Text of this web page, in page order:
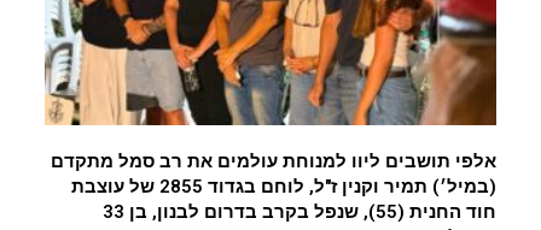
אלפי תושבים ליוו למנוחת עולמים את רב סמל מתקדם
(במיל׳) תמיר וקנין ז"ל, לוחם בגדוד 2855 של עוצבת
חוד החנית (55), שנפל בקרב בדרום לבנון, בן 33